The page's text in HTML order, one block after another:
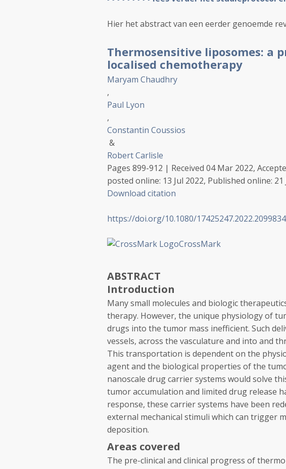
Hier het abstract van een eerder genoemde
Thermosensitive liposomes: a
localised chemotherapy
Maryam Chaudhry
,
Paul Lyon
,
Constantin Coussios
&
Robert Carlisle
Pages 899-912 | Received 04 Mar 2022,
posted online: 13 Jul 2022, Published online: 21
Download citation
https://doi.org/10.1080/17425247.2022.2099834
CrossMark
ABSTRACT
Introduction
Many small molecules and biologic
therapy. However, the unique physiology of
drugs into the tumor mass inefficient. Such
vessels, across the vasculature and into and
This transportation is dependent on the
agent and the biological properties of the
nanoscale drug carrier systems would solve
tumor accumulation and limited drug release
response, these carrier systems have been
external mechanical stimuli which can trigger
deposition.
Areas covered
The pre-clinical and clinical progress of